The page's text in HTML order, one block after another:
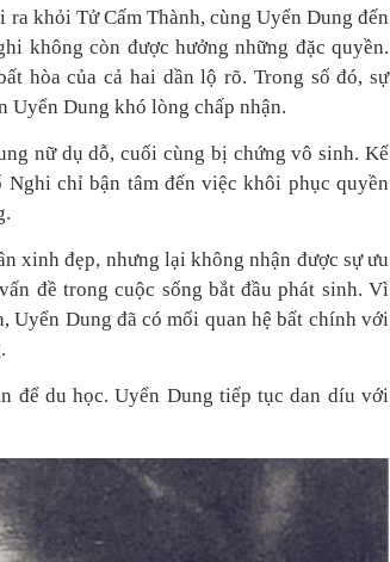
khỏi Tử Cấm Thành, cùng Uyển Dung đến
không còn được hưởng những đặc quyền.
hòa của cả hai dần lộ rõ. Trong số đó, sự
Uyển Dung khó lòng chấp nhận.
nữ dụ dỗ, cuối cùng bị chứng vô sinh. Kể
chỉ bận tâm đến việc khôi phục quyền
xinh đẹp, nhưng lại không nhận được sự ưu
đề trong cuộc sống bắt đầu phát sinh. Vì
Uyển Dung đã có mối quan hệ bất chính với
để du học. Uyển Dung tiếp tục dan díu với